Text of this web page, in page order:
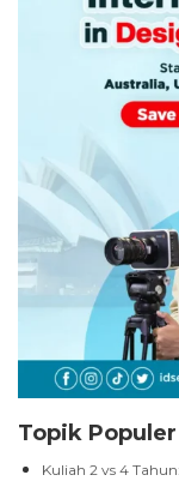
Topik Populer
Kuliah 2 vs 4